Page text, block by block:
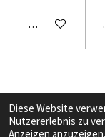
Diese Website
Nutzererlebnis zu
Anzeigen
In den Warenkorb